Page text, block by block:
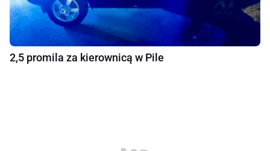
2,5 promila za kierownicą w Pile